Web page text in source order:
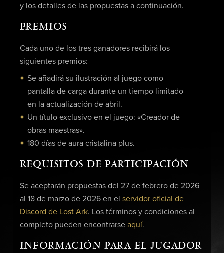
y los detalles de las propuestas a continuación.
PREMIOS
Cada uno de los tres ganadores recibirá los
siguientes premios:
Se añadirá su ilustración al juego como
pantalla de carga durante un tiempo limitado
en la actualización de abril.
Un título exclusivo en el juego: «Creador de
obras maestras».
180 días de aura cristalina plus.
REQUISITOS DE PARTICIPACIÓN
Se aceptarán propuestas del 27 de febrero de 2026
al 18 de marzo de 2026 en el servidor oficial de
Discord de Lost Ark. Los términos y condiciones al
completo pueden encontrarse aquí.
INFORMACIÓN PARA EL JUGADOR